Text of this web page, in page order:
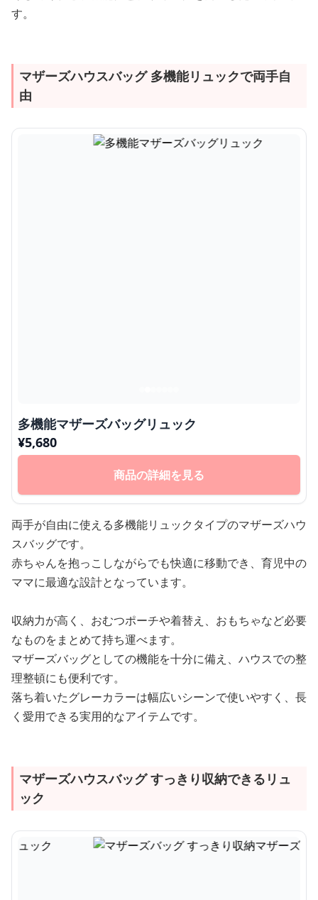
す。
マザーズハウスバッグ 多機能リュックで両手自
由
多機能マザーズバッグリュック
¥5,680
商品の詳細を見る
両手が自由に使える多機能リュックタイプのマザーズハウ
スバッグです。
赤ちゃんを抱っこしながらでも快適に移動でき、育児中の
ママに最適な設計となっています。
収納力が高く、おむつポーチや着替え、おもちゃなど必要
なものをまとめて持ち運べます。
マザーズバッグとしての機能を十分に備え、ハウスでの整
理整頓にも便利です。
落ち着いたグレーカラーは幅広いシーンで使いやすく、長
く愛用できる実用的なアイテムです。
マザーズハウスバッグ すっきり収納できるリュ
ック